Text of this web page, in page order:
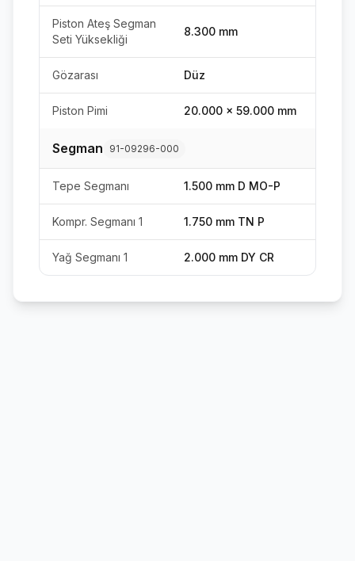
Piston Ateş Segman
Seti Yüksekliği
8.300 mm
Gözarası Düz
Piston Pimi 20.000 x 59.000 mm
Segman 91-09296-000
Tepe Segmanı 1.500 mm D MO-P
Kompr. Segmanı 1 1.750 mm TN P
Yağ Segmanı 1 2.000 mm DY CR